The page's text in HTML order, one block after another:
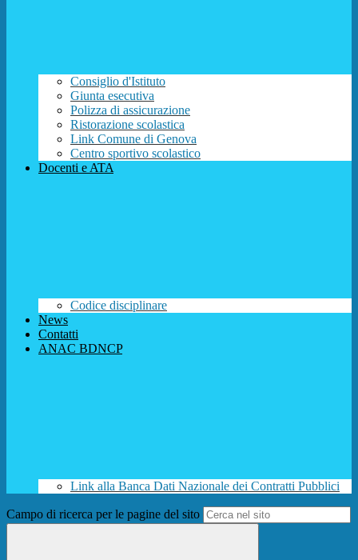
Consiglio d'Istituto
Giunta esecutiva
Polizza di assicurazione
Ristorazione scolastica
Link Comune di Genova
Centro sportivo scolastico
Docenti e ATA
Codice disciplinare
News
Contatti
ANAC BDNCP
Link alla Banca Dati Nazionale dei Contratti Pubblici
Campo di ricerca per le pagine del sito